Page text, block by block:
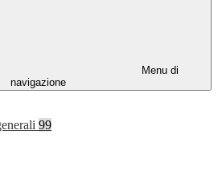
Menu di
navigazione
99